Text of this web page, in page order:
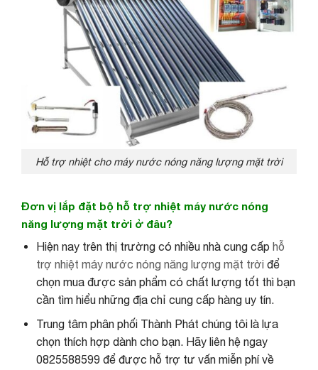
Hỗ trợ nhiệt cho máy nước nóng năng lượng mặt trời
Đơn vị lắp đặt bộ hỗ trợ nhiệt máy nước nóng
năng lượng mặt trời ở đâu?
Hiện nay trên thị trường có nhiều nhà cung cấp hỗ
trợ nhiệt máy nước nóng năng lượng mặt trời để
chọn mua được sản phẩm có chất lượng tốt thì bạn
cần tìm hiểu những địa chỉ cung cấp hàng uy tín.
Trung tâm phân phối Thành Phát chúng tôi là lựa
chọn thích hợp dành cho bạn. Hãy liên hệ ngay
0825588599 để được hỗ trợ tư vấn miễn phí về